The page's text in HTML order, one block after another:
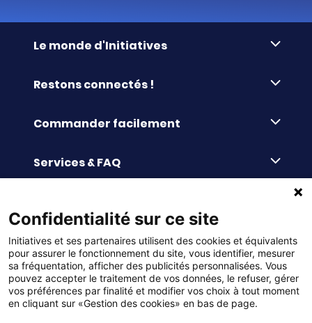
Le monde d'Initiatives
Initiatives-cœur
Enquête de satisfaction
Restons connectés !
La newsletter
Commander facilement
La livraison
Le paiement
Services & FAQ
Paiement différé sans frais
Le service Après-Vente
LE MANS CEDEX 2
Politique de confidentialité
Charte cookies
Gestion des cookies
Initiatives est le spécialiste français des solutions de
collecte de fonds pour les établissements scolaires
et les associations. Initiatives s’adresse aux écoles
primaires, maternelles, aux collèges et lycées, aux
associations scolaires (APE, APEL, OGEC, sou des écoles,
FSE, coopératives scolaires), aux BTS, aux IUT, aux MFR,
aux IFSI, aux associations sportives (UGSEL, USEP, AS …),
Confidentialité sur ce site
Initiatives et ses partenaires utilisent des cookies et équivalents
pour assurer le fonctionnement du site, vous identifier, mesurer
sa fréquentation, afficher des publicités personnalisées. Vous
pouvez accepter le traitement de vos données, le refuser, gérer
vos préférences par finalité et modifier vos choix à tout moment
en cliquant sur «Gestion des cookies» en bas de page.